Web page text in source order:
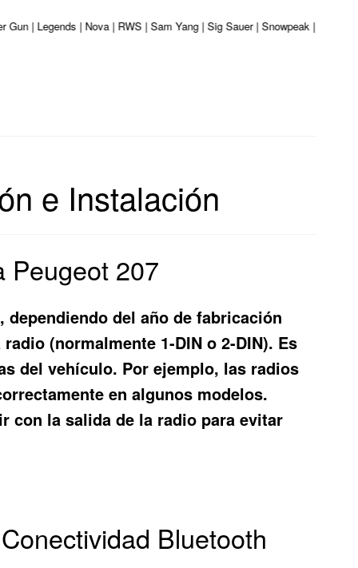
| Legends | Nova | RWS | Sam Yang | Sig Sauer | Snowpeak | Umarex
e Instalación
Peugeot 207
del año de fabricación
(normalmente 1-DIN o 2-DIN). Es
del vehículo. Por ejemplo, las radios
en algunos modelos.
con la salida de la radio para evitar
Bluetooth